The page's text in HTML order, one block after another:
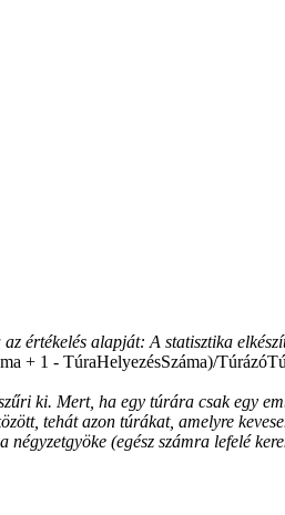
értékelés alapját: A statisztika
+ 1 - TúraHelyezésSzáma)/
ki. Mert, ha egy túrára csak egy
tehát azon túrákat, amelyre
(egész számra lefelé